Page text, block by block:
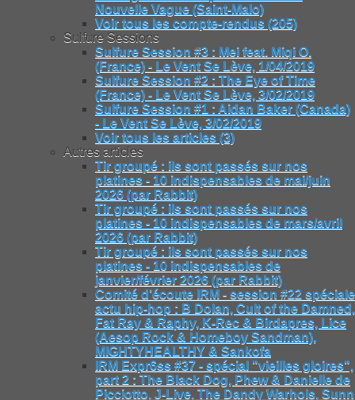
Nouvelle Vague (Saint-Malo)
Voir tous les compte-rendus (205)
Sulfure Sessions
Sulfure Session #3 : Mei feat. Miqi O.
(France) - Le Vent Se Lève, 1/04/2019
Sulfure Session #2 : The Eye of Time
(France) - Le Vent Se Lève, 3/02/2019
Sulfure Session #1 : Aidan Baker (Canada)
- Le Vent Se Lève, 3/02/2019
Voir tous les articles (3)
Autres articles
Tir groupé : ils sont passés sur nos
platines - 10 indispensables de mai/juin
2026 (par Rabbit)
Tir groupé : ils sont passés sur nos
platines - 10 indispensables de mars/avril
2026 (par Rabbit)
Tir groupé : ils sont passés sur nos
platines - 10 indispensables de
janvier/février 2026 (par Rabbit)
Comité d’écoute IRM - session #22 spéciale
actu hip-hop : B Dolan, Cult of the Damned,
Fat Ray & Raphy, K-Rec & Birdapres, Lice
(Aesop Rock & Homeboy Sandman),
MIGHTYHEALTHY & Sankofa
IRM Expr6ss #37 - spécial "vieilles gloires",
part 2 : The Black Dog, Phew & Danielle de
Picciotto, J-Live, The Dandy Warhols, Sunn